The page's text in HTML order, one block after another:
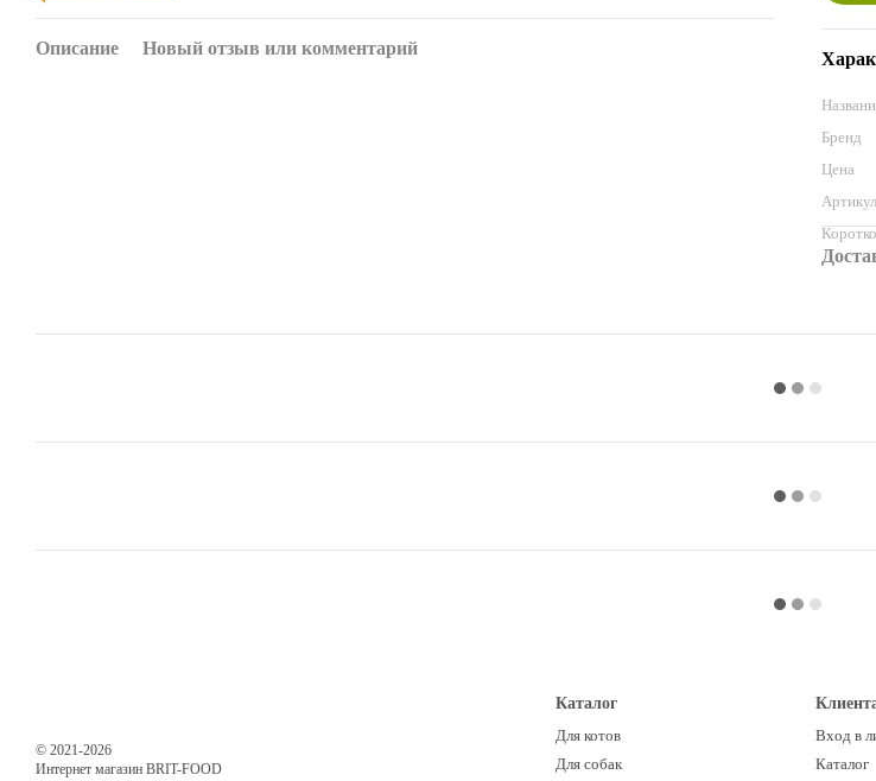
Описание Новый отзыв или комментарий
Бренд
Цена
Артикул
© 2021-2026
Интернет магазин BRIT-FOOD
Каталог
Для котов
Для собак
Вход в
Каталог